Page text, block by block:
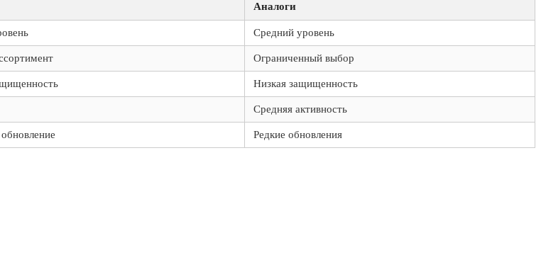
Аналоги
Средний уровень
Ограниченный выбор
Низкая защищенность
Средняя активность
Редкие обновления